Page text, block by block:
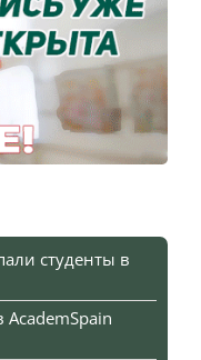
студенты в
AcademSpain